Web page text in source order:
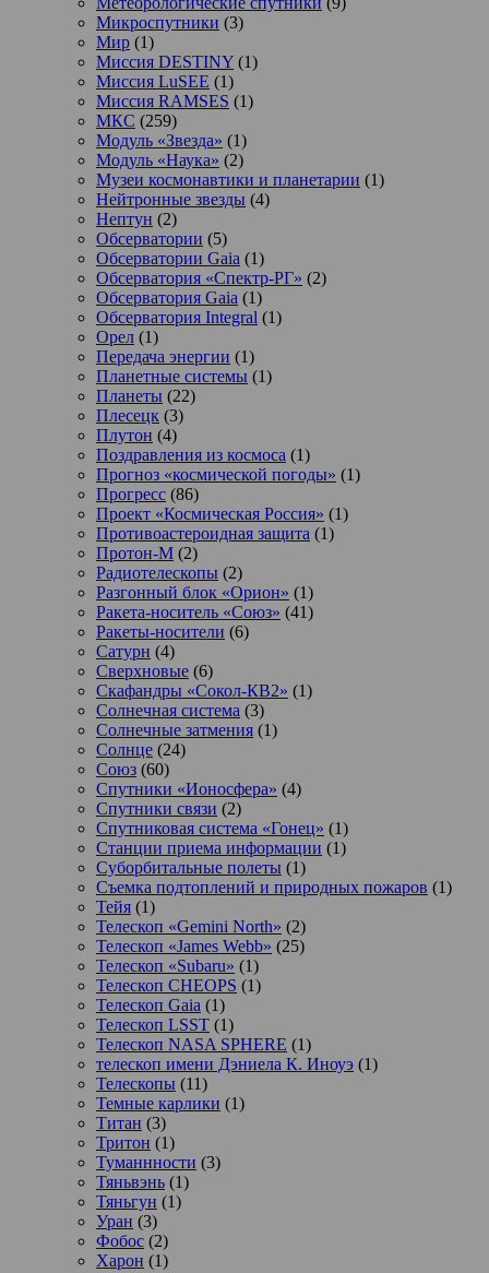
Микроспутники (3)
Мир (1)
Миссия DESTINY (1)
Миссия LuSEE (1)
Миссия RAMSES (1)
МКС (259)
Модуль «Звезда» (1)
Модуль «Наука» (2)
Музеи космонавтики и планетарии (1)
Нейтронные звезды (4)
Нептун (2)
Обсерватории (5)
Обсерватории Gaia (1)
Обсерватория «Спектр-РГ» (2)
Обсерватория Gaia (1)
Обсерватория Integral (1)
Орел (1)
Передача энергии (1)
Планетные системы (1)
Планеты (22)
Плесецк (3)
Плутон (4)
Поздравления из космоса (1)
Прогноз «космической погоды» (1)
Прогресс (86)
Проект «Космическая Россия» (1)
Противоастероидная защита (1)
Протон-М (2)
Радиотелескопы (2)
Разгонный блок «Орион» (1)
Ракета-носитель «Союз» (41)
Ракеты-носители (6)
Сатурн (4)
Сверхновые (6)
Скафандры «Сокол-КВ2» (1)
Солнечная система (3)
Солнечные затмения (1)
Солнце (24)
Союз (60)
Спутники «Ионосфера» (4)
Спутники связи (2)
Спутниковая система «Гонец» (1)
Станции приема информации (1)
Суборбитальные полеты (1)
Съемка подтоплений и природных пожаров (1)
Тейя (1)
Телескоп «Gemini North» (2)
Телескоп «James Webb» (25)
Телескоп «Subaru» (1)
Телескоп CHEOPS (1)
Телескоп Gaia (1)
Телескоп LSST (1)
Телескоп NASA SPHERE (1)
телескоп имени Дэниела К. Иноуэ (1)
Телескопы (11)
Темные карлики (1)
Титан (3)
Тритон (1)
Туманнности (3)
Тяньвэнь (1)
Тяньгун (1)
Уран (3)
Фобос (2)
Харон (1)